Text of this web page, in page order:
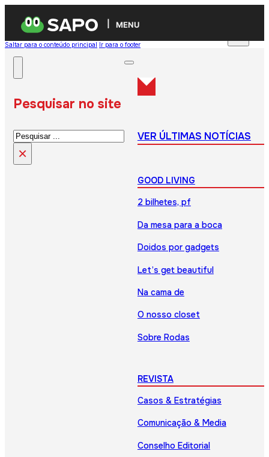
MENU
Saltar para o conteúdo principal Ir para o footer
Pesquisar no site
Pesquisar
×
VER ÚLTIMAS NOTÍCIAS
GOOD LIVING
2 bilhetes, pf
Da mesa para a boca
Doidos por gadgets
Let’s get beautiful
Na cama de
O nosso closet
Sobre Rodas
REVISTA
Casos & Estratégias
Comunicação & Media
Conselho Editorial